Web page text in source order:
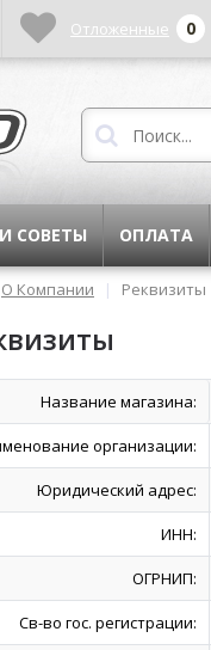
СОВЕТЫ ОПЛАТА
О Компании | Реквизиты
Название магазина:
организации:
Юридический адрес:
ИНН:
ОГРНИП:
Св-во гос. регистрации:
Отложенные 0